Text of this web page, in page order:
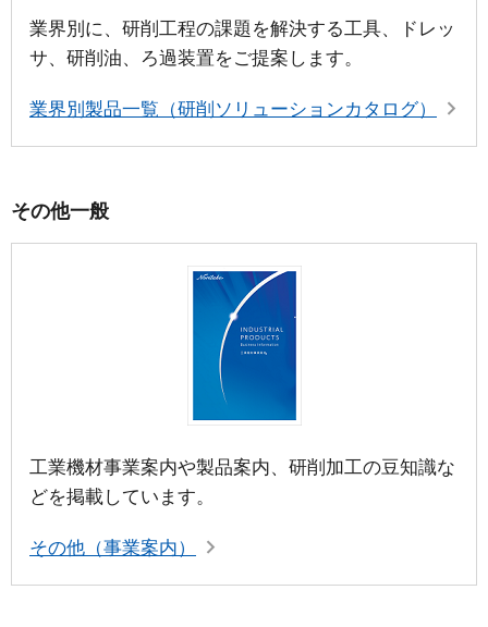
業界別に、研削工程の課題を解決する工具、ドレッ
サ、研削油、ろ過装置をご提案します。
業界別製品一覧（研削ソリューションカタログ）
その他一般
工業機材事業案内や製品案内、研削加工の豆知識な
どを掲載しています。
その他（事業案内）